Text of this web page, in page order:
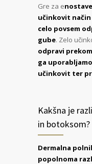
Gre za e
učinkovit
celo povsem
gube. Zelo
odpravi
ga
učinkovit ter
Kakšna je
in botoksom?
Dermalna
popolnoma